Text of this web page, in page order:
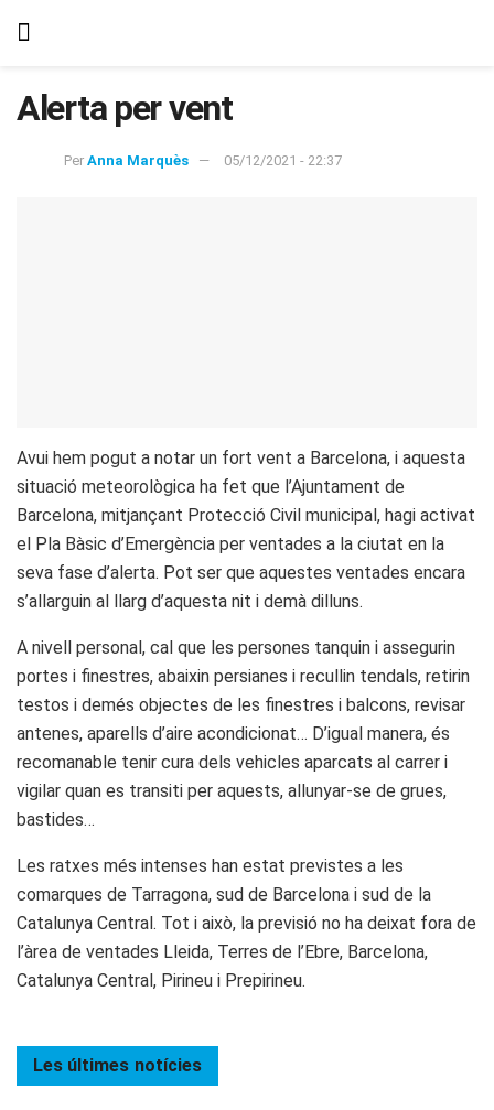
Alerta per vent
Per Anna Marquès 05/12/2021 - 22:37
Avui hem pogut a notar un fort vent a Barcelona, i aquesta
situació meteorològica ha fet que l’Ajuntament de
Barcelona, mitjançant Protecció Civil municipal, hagi activat
el Pla Bàsic d’Emergència per ventades a la ciutat en la
seva fase d’alerta. Pot ser que aquestes ventades encara
s’allarguin al llarg d’aquesta nit i demà dilluns.
A nivell personal, cal que les persones tanquin i assegurin
portes i finestres, abaixin persianes i recullin tendals, retirin
testos i demés objectes de les finestres i balcons, revisar
antenes, aparells d’aire acondicionat… D’igual manera, és
recomanable tenir cura dels vehicles aparcats al carrer i
vigilar quan es transiti per aquests, allunyar-se de grues,
bastides…
Les ratxes més intenses han estat previstes a les
comarques de Tarragona, sud de Barcelona i sud de la
Catalunya Central. Tot i això, la previsió no ha deixat fora de
l’àrea de ventades Lleida, Terres de l’Ebre, Barcelona,
Catalunya Central, Pirineu i Prepirineu.
Les últimes notícies